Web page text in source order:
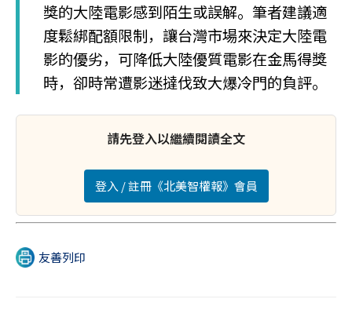
獎的大陸電影感到陌生或誤解。筆者建議適
度鬆綁配額限制，讓台灣市場來決定大陸電
影的優劣，可降低大陸優質電影在金馬得獎
時，卻時常遭影迷撻伐致大爆冷門的負評。
請先登入以繼續閱讀全文
登入 / 註冊《北美智權報》會員
友善列印